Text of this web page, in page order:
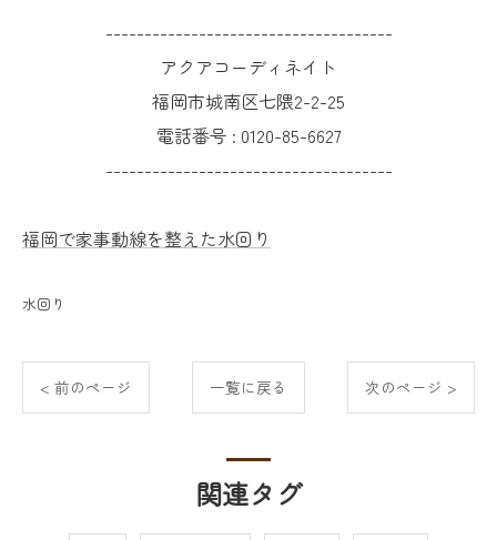
-------------------------------------
アクアコーディネイト
福岡市城南区七隈2-2-25
電話番号 : 0120-85-6627
-------------------------------------
福岡で家事動線を整えた水回り
水回り
< 前のページ 一覧に戻る 次のページ >
関連タグ